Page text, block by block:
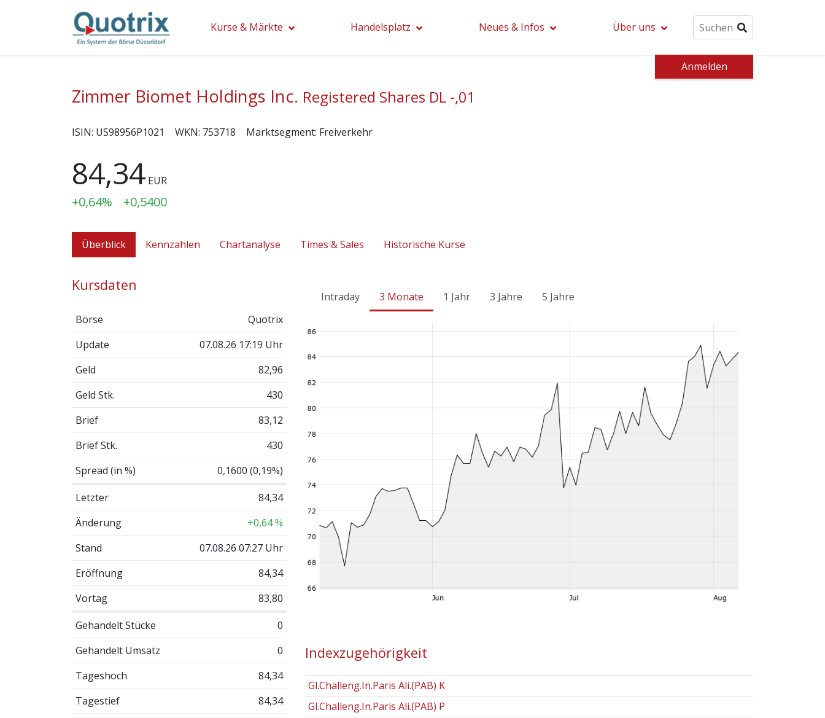
Kurse & Märkte Handelsplatz Neues & Infos Über uns
Anmelden
Zimmer Biomet Holdings Inc. Registered Shares DL -,01
ISIN: US98956P1021 WKN: 753718 Marktsegment: Freiverkehr
84,34 EUR
+0,64% +0,5400
Überblick Kennzahlen Chartanalyse Times & Sales Historische Kurse
Kursdaten
Börse
Quotrix
Update
07.08.26 17:19 Uhr
Geld
82,96
Geld Stk.
430
Brief
83,12
Brief Stk.
430
Spread (in %)
0,1600 (0,19%)
Letzter
84,34
Änderung
+0,64 %
Stand
07.08.26 07:27 Uhr
Eröffnung
84,34
Vortag
83,80
Gehandelt Stücke
0
Gehandelt Umsatz
0
Tageshoch
84,34
Tagestief
84,34
Intraday 3 Monate 1 Jahr 3 Jahre 5 Jahre
Indexzugehörigkeit
Gl.Challeng.In.Paris Ali.(PAB) K
Gl.Challeng.In.Paris Ali.(PAB) P